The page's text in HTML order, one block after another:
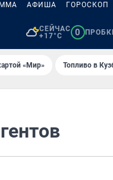
АФИША ГОРОСКОП
СЕЙЧАС
+17°C
0
«Мир» Топливо в